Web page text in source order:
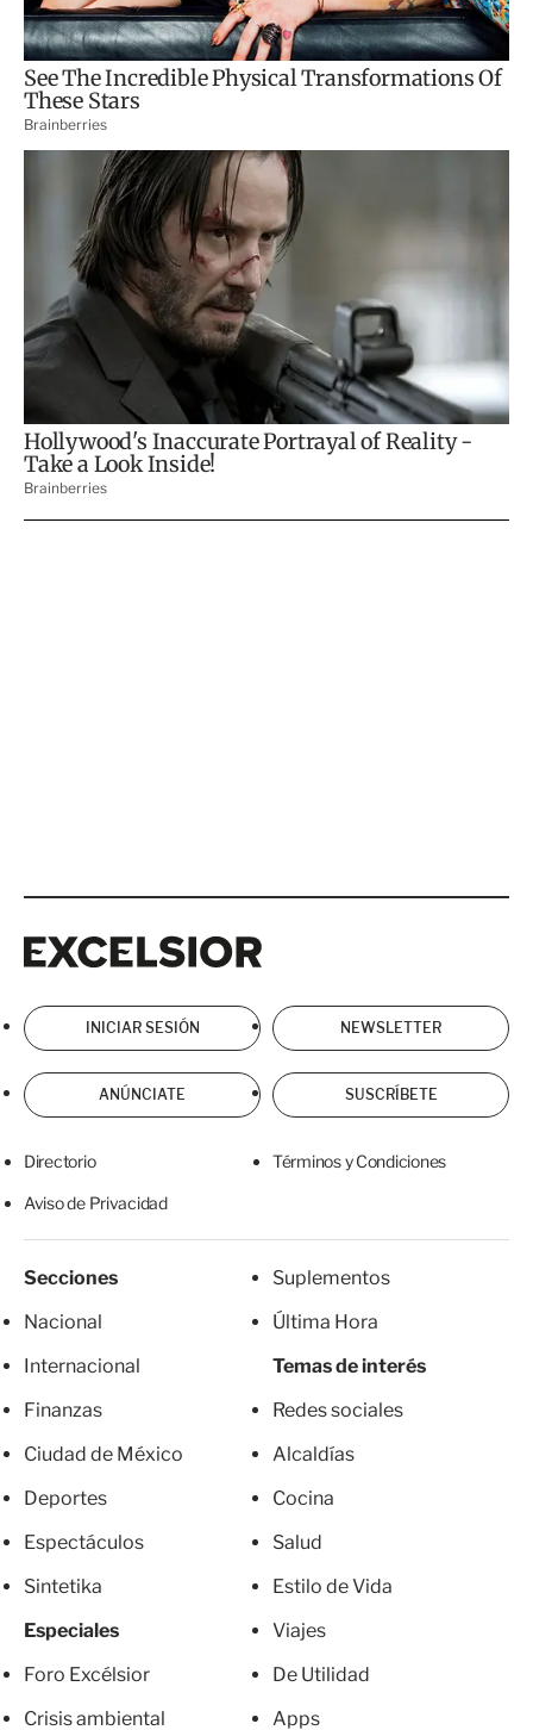
INICIAR SESIÓN NEWSLETTER
ANÚNCIATE SUSCRÍBETE
Directorio Términos y Condiciones
Aviso de Privacidad
Secciones
Nacional
Internacional
Finanzas
Ciudad de México
Deportes
Espectáculos
Sintetika
Especiales
Foro Excélsior
Crisis ambiental
Suplementos
Última Hora
Temas de interés
Redes sociales
Alcaldías
Cocina
Salud
Estilo de Vida
Viajes
De Utilidad
Apps